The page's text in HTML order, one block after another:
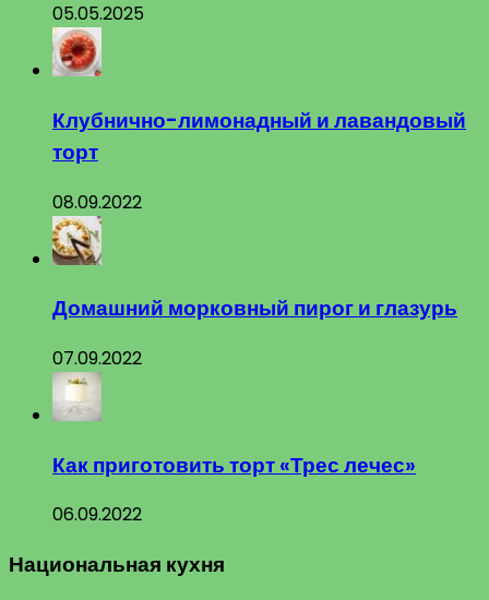
05.05.2025
Клубнично-лимонадный и лавандовый
торт
08.09.2022
Домашний морковный пирог и глазурь
07.09.2022
Как приготовить торт «Трес лечес»
06.09.2022
Национальная кухня